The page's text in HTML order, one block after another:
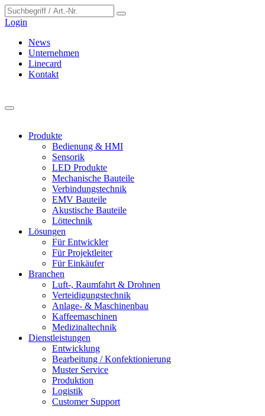
Login
News
Unternehmen
Linecard
Kontakt
Produkte
Bedienung & HMI
Sensorik
LED Produkte
Mechanische Bauteile
Verbindungstechnik
EMV Bauteile
Akustische Bauteile
Löttechnik
Lösungen
Für Entwickler
Für Projektleiter
Für Einkäufer
Branchen
Luft-, Raumfahrt & Drohnen
Verteidigungstechnik
Anlage- & Maschinenbau
Kaffeemaschinen
Medizinaltechnik
Dienstleistungen
Entwicklung
Bearbeitung / Konfektionierung
Muster Service
Produktion
Logistik
Customer Support
Cookie-Einstellungen